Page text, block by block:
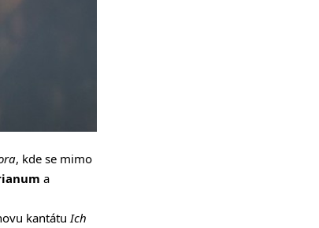
, kde se mimo
a
kantátu Ich